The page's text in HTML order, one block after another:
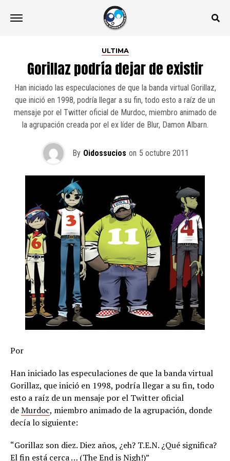
ULTIMA
Gorillaz podría dejar de existir
Han iniciado las especulaciones de que la banda virtual Gorillaz,
que inició en 1998, podría llegar a su fin, todo esto a raíz de un
mensaje por el Twitter oficial de Murdoc, miembro animado de
la agrupación creada por el ex líder de Blur, Damon Albarn.
By Oidossucios on 5 octubre 2011
Por
Han iniciado las especulaciones de que la banda virtual
Gorillaz, que inició en 1998, podría llegar a su fin, todo
esto a raíz de un mensaje por el Twitter oficial
deMurdoc, miembro animado de la agrupación, donde
decía lo siguiente:
“Gorillaz son diez. Diez años, ¿eh? T.E.N. ¿Qué significa?
El fin está cerca … (The End is Nigh!)”